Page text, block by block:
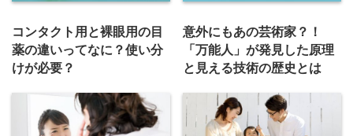
コンタクト用と裸眼用の目
薬の違いってなに？使い分
けが必要？
意外にもあの芸術家？！
「万能人」が発見した原理
と見える技術の歴史とは